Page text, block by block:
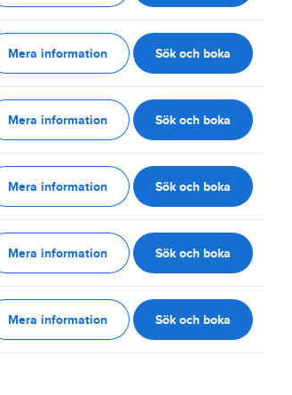
Mera information Sök och boka
Mera information Sök och boka
Mera information Sök och boka
Mera information Sök och boka
Mera information Sök och boka